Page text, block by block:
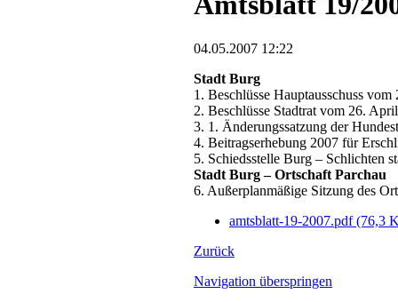
04.05.2007 12:22
Stadt Burg
1. Beschlüsse Hauptausschuss
2. Beschlüsse Stadtrat vom 26.
3. 1. Änderungssatzung der
4. Beitragserhebung 2007 für
5. Schiedsstelle Burg – Schlichten
Stadt Burg – Ortschaft Parchau
6. Außerplanmäßige Sitzung des
amtsblatt-19-2007.pdf(76,3
Zurück
Navigation überspringen